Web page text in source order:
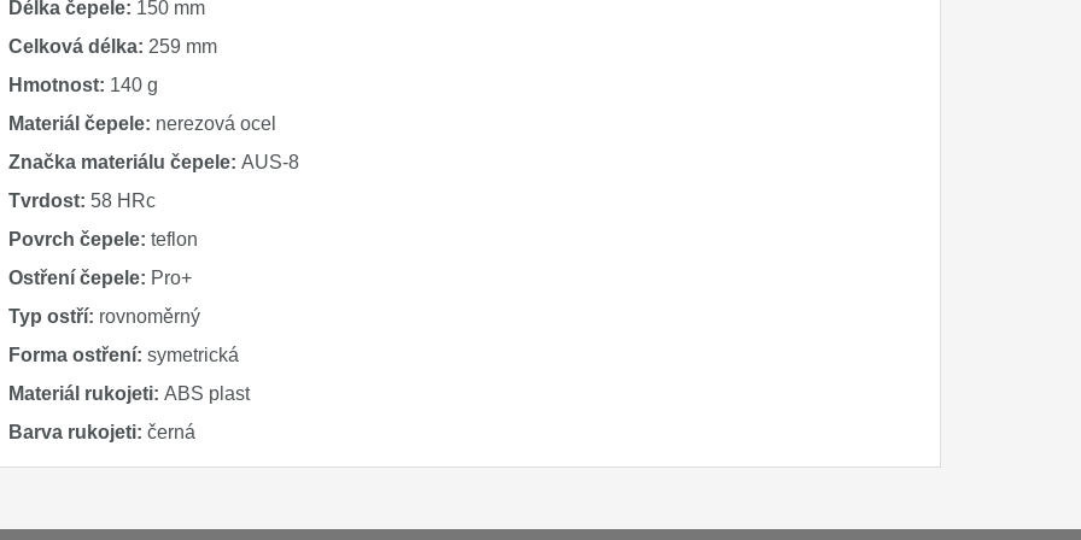
Délka čepele: 150 mm
Celková délka: 259 mm
Hmotnost: 140 g
Materiál čepele: nerezová ocel
Značka materiálu čepele: AUS-8
Tvrdost: 58 HRc
Povrch čepele: teflon
Ostření čepele: Pro+
Typ ostří: rovnoměrný
Forma ostření: symetrická
Materiál rukojeti: ABS plast
Barva rukojeti: černá